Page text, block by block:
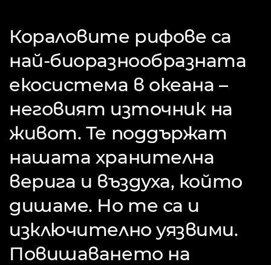
Кораловите рифове са
най-биоразнообразната
екосистема в океана –
неговият източник на
живот. Те поддържат
нашата хранителна
верига и въздуха, който
дишаме. Но те са и
изключително уязвими.
Повишаването на